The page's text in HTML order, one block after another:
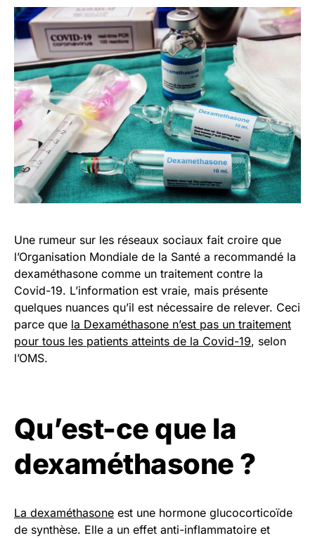
Une rumeur sur les réseaux sociaux fait croire que
l’Organisation Mondiale de la Santé a recommandé la
dexaméthasone comme un traitement contre la
Covid-19. L’information est vraie, mais présente
quelques nuances qu’il est nécessaire de relever. Ceci
parce que la Dexaméthasone n’est pas un traitement
pour tous les patients atteints de la Covid-19, selon
l’OMS.
Qu’est-ce que la
dexaméthasone ?
La dexaméthasone est une hormone glucocorticoïde
de synthèse. Elle a un effet anti-inflammatoire et